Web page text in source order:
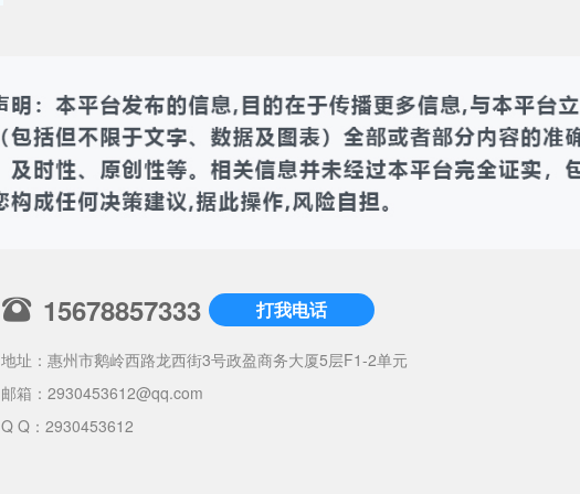
15678857333 打我电话
地址：惠州市鹅岭西路龙西街3号政盈商务大厦5层F1-2单元
邮箱： 2930453612@qq.com
Q Q：2930453612